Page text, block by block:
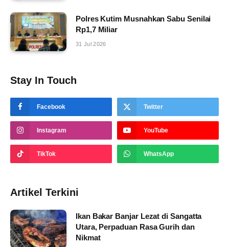
Polres Kutim Musnahkan Sabu Senilai
Rp1,7 Miliar
31 Jul 2026
Stay In Touch
Facebook Twitter
Instagram YouTube
TikTok WhatsApp
Artikel Terkini
Ikan Bakar Banjar Lezat di Sangatta
Utara, Perpaduan Rasa Gurih dan
Nikmat